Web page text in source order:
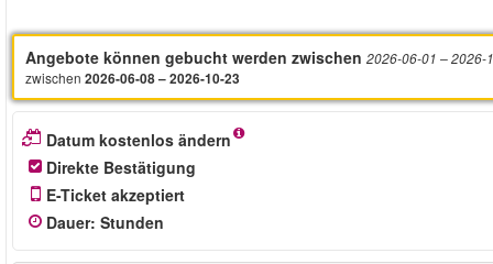
Angebote können gebucht werden zwischen 2026-06-01 – 2026-
zwischen 2026-06-08 – 2026-10-23
Datum kostenlos ändern
Direkte Bestätigung
E-Ticket akzeptiert
Dauer: Stunden